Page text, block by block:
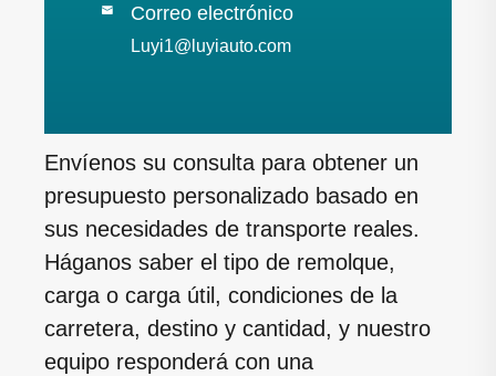
 Correo electrónico
Luyi1@luyiauto.com
Envíenos su consulta para obtener un
presupuesto personalizado basado en
sus necesidades de transporte reales.
Háganos saber el tipo de remolque,
carga o carga útil, condiciones de la
carretera, destino y cantidad, y nuestro
equipo responderá con una